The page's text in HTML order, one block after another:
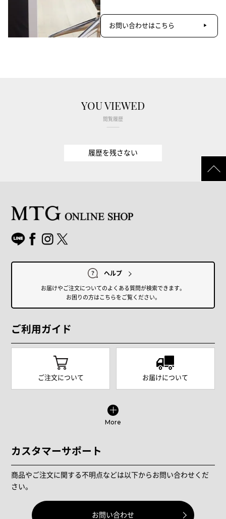
お問い合わせはこちら
YOU VIEWED
閲覧履歴
履歴を残さない
ヘルプ
お届けやご注文についてのよくある質問が検索できます。
お困りの方はこちらをご覧ください。
ご利用ガイド
ご注文について お届けについて
More
カスタマーサポート
商品やご注文に関する不明点などは以下からお問い合わせくだ
さい。
お問い合わせ